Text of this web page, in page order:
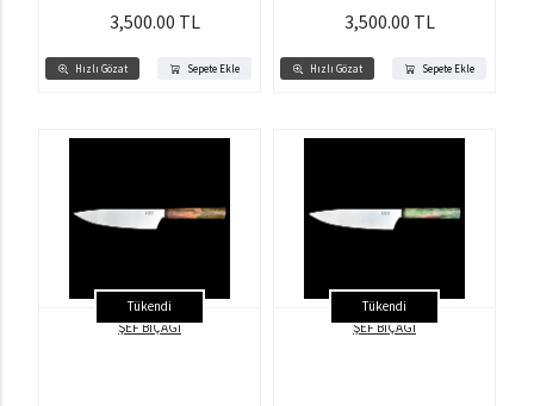
Hızlı Gözat Sepete Ekle
3,500.00 TL
Hızlı Gözat Sepete Ekle
3,500.00 TL
Tükendi
ŞEF BIÇAĞI
Tükendi
ŞEF BIÇAĞI